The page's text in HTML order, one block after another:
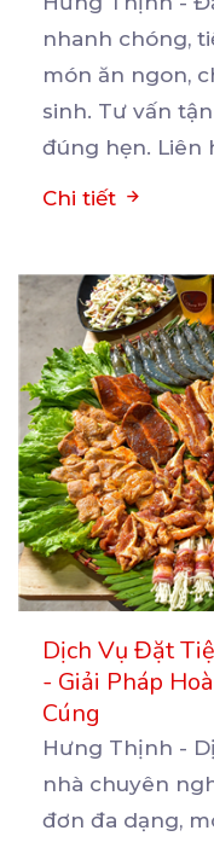
nhanh chóng,
món ăn ngon,
sinh. Tư vấn
đúng hẹn. Liên
Chi tiết
Dịch Vụ Đặt
- Giải Pháp
Cúng
Hưng Thịnh -
nhà chuyên
đơn đa dạng,